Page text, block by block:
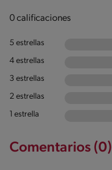
0 calificaciones
5 estrellas
4 estrellas
3 estrellas
2 estrellas
1 estrella
Comentarios (0)